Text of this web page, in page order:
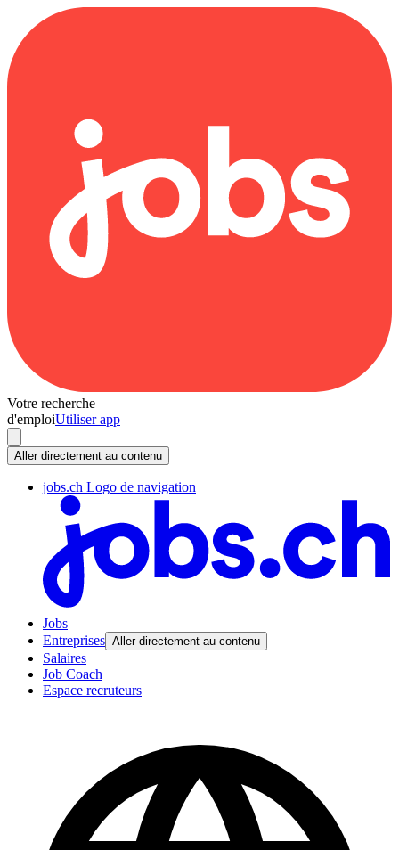
Votre recherche
d'emploiUtiliser app
Aller directement au contenu
jobs.ch Logo de navigation
Jobs
Entreprises Aller directement au contenu
Salaires
Job Coach
Espace recruteurs